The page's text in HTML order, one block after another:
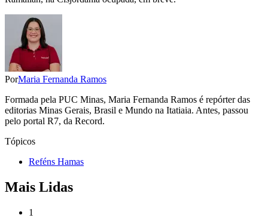
PorMaria Fernanda Ramos
Formada pela PUC Minas, Maria Fernanda Ramos é repórter das
editorias Minas Gerais, Brasil e Mundo na Itatiaia. Antes, passou
pelo portal R7, da Record.
Tópicos
Reféns Hamas
Mais Lidas
1